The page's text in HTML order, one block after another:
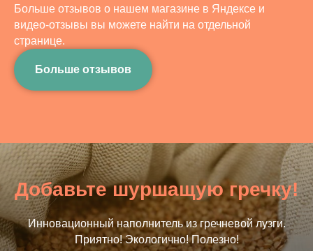
Больше отзывов о нашем магазине в Яндексе и
видео-отзывы вы можете найти на отдельной
странице.
Больше отзывов
Добавьте шуршащую гречку!
Инновационный наполнитель из гречневой лузги.
Приятно! Экологично! Полезно!